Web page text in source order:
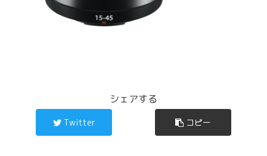
シェアする
Twitter コピー